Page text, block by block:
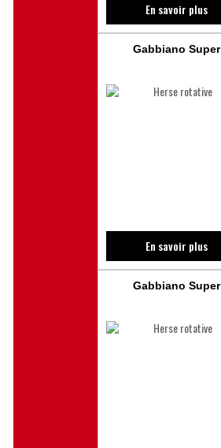
En savoir plus
Gabbiano Super
En savoir plus
Gabbiano Super